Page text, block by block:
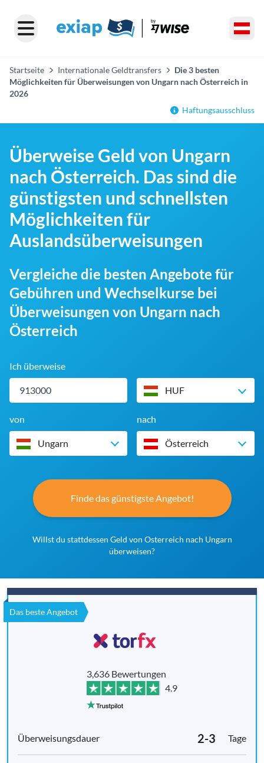
Startseite Internationale Geldtransfers
Die 3 besten
Möglichkeiten für Überweisungen von Ungarn nach Österreich in
2026
Haftungsausschluss
Überweise Geld von Ungarn
nach Österreich. Das sind die
günstigsten und schnellsten
Möglichkeiten für
Auslandsüberweisungen
Vergleiche die besten Angebote für
Gebühren und Wechselkurse bei
Überweisungen von Ungarn nach
Österreich
Ich überweise
HUF
von
Ungarn
nach
Österreich
Finde das günstigste Angebot!
Willst du stattdessen Geld von Osterreich nach Ungarn
überweisen?
Das beste Angebot
3,636 Bewertungen
4.9
2-3 Tage